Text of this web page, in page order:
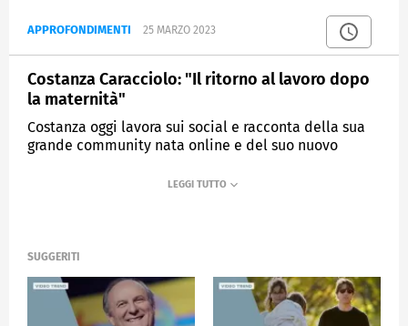
APPROFONDIMENTI 25 MARZO 2023
Costanza Caracciolo: "Il ritorno al lavoro dopo
la maternità"
Costanza oggi lavora sui social e racconta della sua
grande community nata online e del suo nuovo
SUGGERITI